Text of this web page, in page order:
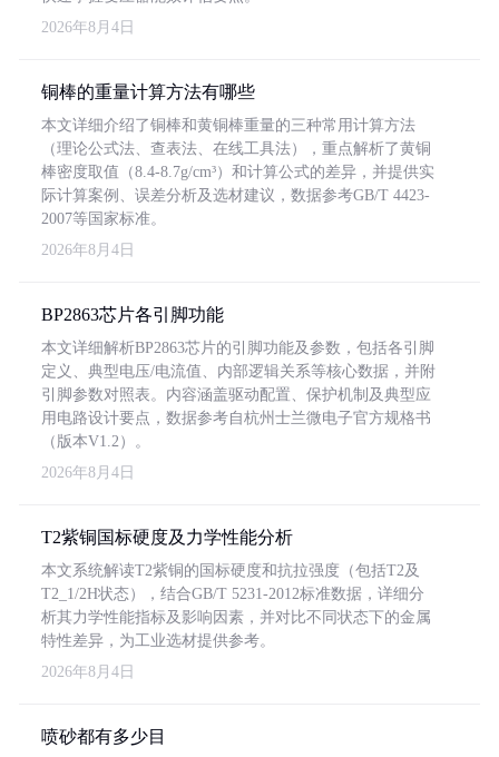
2026年8月4日
铜棒的重量计算方法有哪些
本文详细介绍了铜棒和黄铜棒重量的三种常用计算方法
（理论公式法、查表法、在线工具法），重点解析了黄铜
棒密度取值（8.4-8.7g/cm³）和计算公式的差异，并提供实
际计算案例、误差分析及选材建议，数据参考GB/T 4423-
2007等国家标准。
2026年8月4日
BP2863芯片各引脚功能
本文详细解析BP2863芯片的引脚功能及参数，包括各引脚
定义、典型电压/电流值、内部逻辑关系等核心数据，并附
引脚参数对照表。内容涵盖驱动配置、保护机制及典型应
用电路设计要点，数据参考自杭州士兰微电子官方规格书
（版本V1.2）。
2026年8月4日
T2紫铜国标硬度及力学性能分析
本文系统解读T2紫铜的国标硬度和抗拉强度（包括T2及
T2_1/2H状态），结合GB/T 5231-2012标准数据，详细分
析其力学性能指标及影响因素，并对比不同状态下的金属
特性差异，为工业选材提供参考。
2026年8月4日
喷砂都有多少目